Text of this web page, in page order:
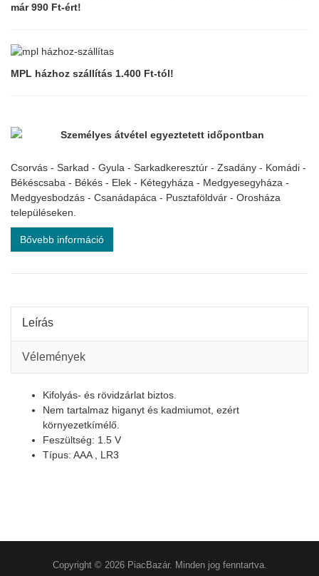
már 990 Ft-ért!
MPL házhoz szállítás 1.400 Ft-tól!
Személyes átvétel egyeztetett időpontban
Csorvás - Sarkad - Gyula - Sarkadkeresztúr - Zsadány - Komádi -
Békéscsaba - Békés - Elek - Kétegyháza - Medgyesegyháza -
Medgyesbodzás - Csanádapáca - Pusztaföldvár - Orosháza
településeken.
Bővebb információ
Leírás
Vélemények
Kifolyás- és rövidzárlat biztos.
Nem tartalmaz higanyt és kadmiumot, ezért
környezetkímélő.
Feszültség: 1.5 V
Típus: AAA , LR3
Copyright © 2026 PiacBazár. Minden jog fenntartva.